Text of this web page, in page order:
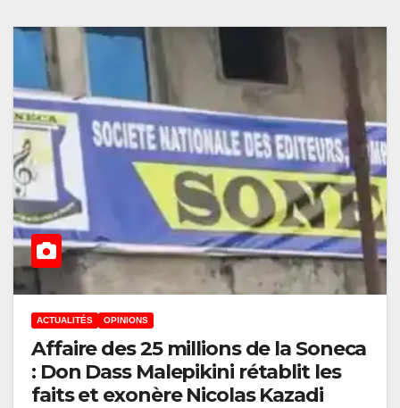
ACTUALITÉS OPINIONS
Affaire des 25 millions de la Soneca
: Don Dass Malepikini rétablit les
faits et exonère Nicolas Kazadi